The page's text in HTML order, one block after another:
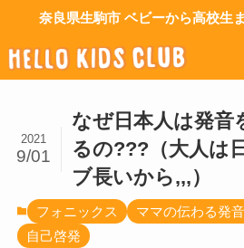
奈良県生駒市 ベビーから高校生
なぜ日本人は発音
るの???（大人は
ブ長いから,,,）
2021
9/01
フォニックス ママの伝わる発
自己啓発